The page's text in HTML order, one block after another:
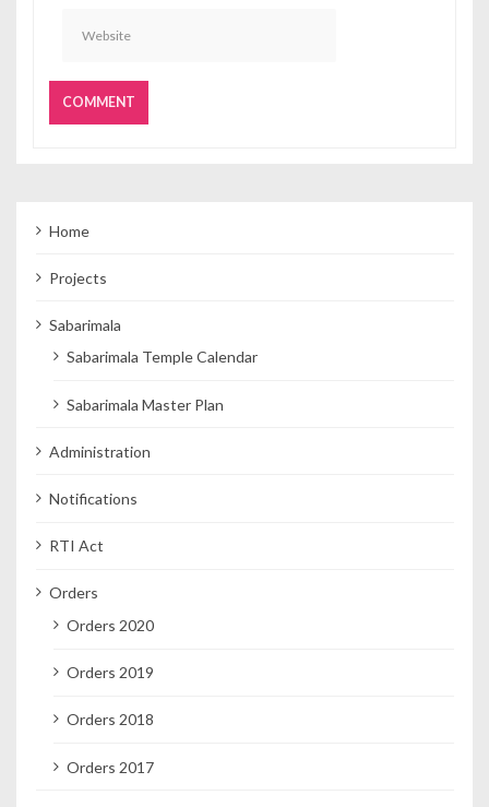
Home
Projects
Sabarimala
Sabarimala Temple Calendar
Sabarimala Master Plan
Administration
Notifications
RTI Act
Orders
Orders 2020
Orders 2019
Orders 2018
Orders 2017